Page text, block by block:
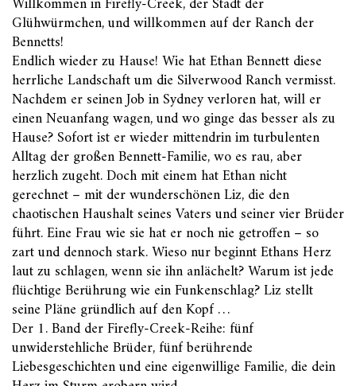
Glühwürmchen, und willkommen auf der Ranch der
Bennetts!
Endlich wieder zu Hause! Wie hat Ethan Bennett diese
herrliche Landschaft um die Silverwood Ranch vermisst.
Nachdem er seinen Job in Sydney verloren hat, will er
einen Neuanfang wagen, und wo ginge das besser als zu
Hause? Sofort ist er wieder mittendrin im turbulenten
Alltag der großen Bennett-Familie, wo es rau, aber
herzlich zugeht. Doch mit einem hat Ethan nicht
gerechnet – mit der wunderschönen Liz, die den
chaotischen Haushalt seines Vaters und seiner vier Brüder
führt. Eine Frau wie sie hat er noch nie getroffen – so
zart und dennoch stark. Wieso nur beginnt Ethans Herz
laut zu schlagen, wenn sie ihn anlächelt? Warum ist jede
flüchtige Berührung wie ein Funkenschlag? Liz stellt
seine Pläne gründlich auf den Kopf …
Der 1. Band der Firefly-Creek-Reihe: fünf
unwiderstehliche Brüder, fünf berührende
Liebesgeschichten und eine eigenwillige Familie, die dein